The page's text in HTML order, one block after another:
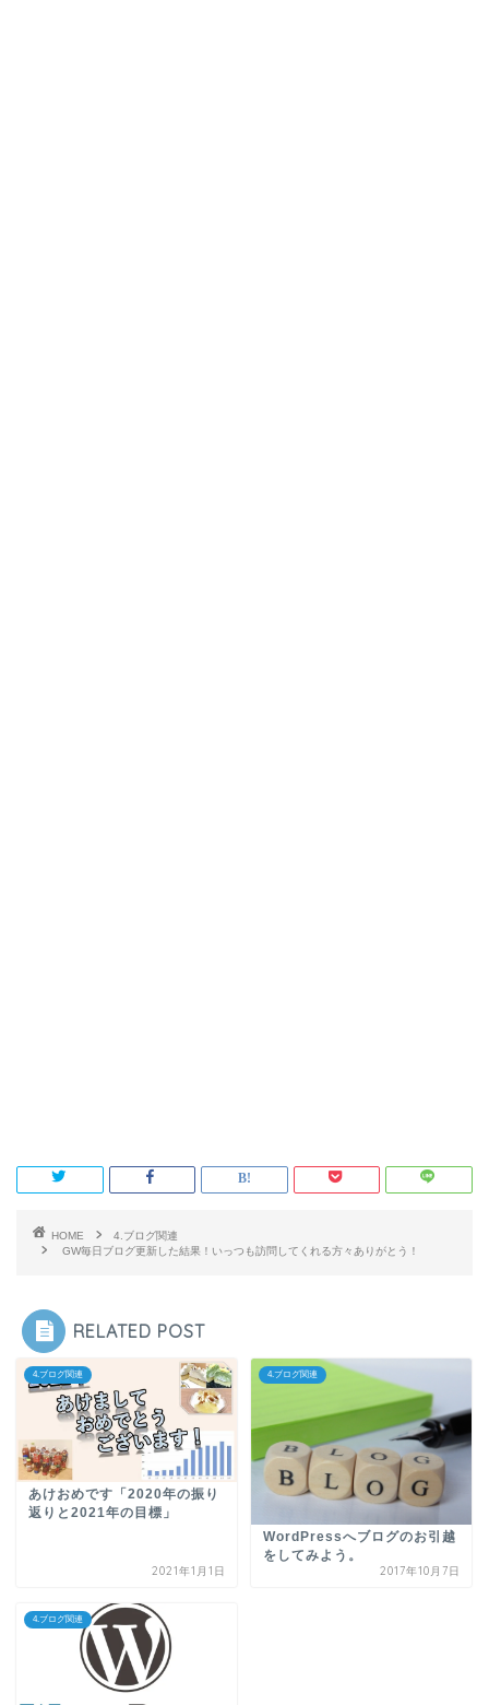
HOME
4.ブログ関連
GW毎日ブログ更新した結果！いっつも訪問してくれる方々ありがとう！
RELATED POST
4.ブログ関連
あけおめです「2020年の振り
返りと2021年の目標」
2021年1月1日
4.ブログ関連
WordPressへブログのお引越
をしてみよう。
2017年10月7日
4.ブログ関連